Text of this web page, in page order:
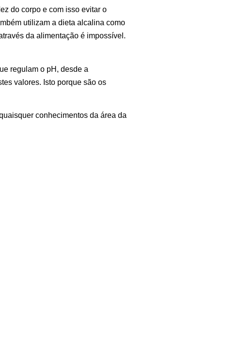
do corpo e com isso evitar o
utilizam a dieta alcalina como
da alimentação é impossível.
regulam o pH, desde a
valores. Isto porque são os
conhecimentos da área da